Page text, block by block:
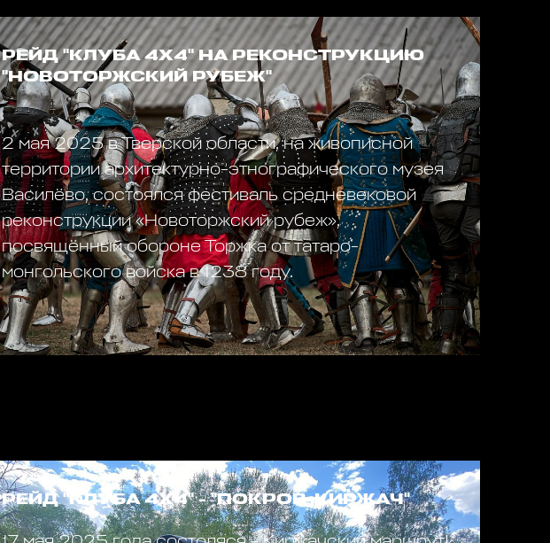
РЕЙД "КЛУБА 4Х4" НА РЕКОНСТРУКЦИЮ
"НОВОТОРЖСКИЙ РУБЕЖ"
2 мая 2025 в Тверской области, на живописной
территории архитектурно-этнографического музея
Василёво, состоялся фестиваль средневековой
реконструкции «Новоторжский рубеж»,
посвящённый обороне Торжка от татаро-
монгольского войска в 1238 году.
РЕЙД "КЛУБА 4Х4" - "ПОКРОВ-КИРЖАЧ"